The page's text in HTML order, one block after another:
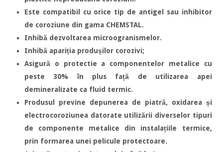
Este compatibil cu orice tip de antigel sau inhibitor
de coroziune din gama CHEMSTAL.
Inhibă dezvoltarea microogranismelor.
Inhibă apariția produșilor corozivi;
Asigură o protectie a componentelor metalice cu
peste 30% în plus față de utilizarea apei
demineralizate ca fluid termic.
Produsul previne depunerea de piatră, oxidarea și
electrocoroziunea datorate utilizării diverselor tipuri
de componente metalice din instalațiile termice,
prin formarea unei pelicule protectoare.